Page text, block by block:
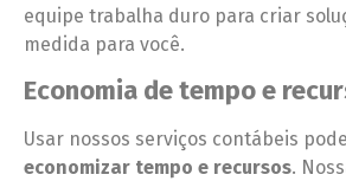
equipe trabalha duro para criar
medida para você.
Economia de tempo e
Usar nossos serviços contábeis
economizar tempo e recursos.